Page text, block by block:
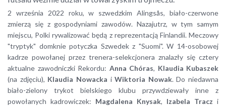
2 września 2022 roku, w szwedzkim Alingsås, biało-czerwone
zmierzą się z gospodyniami zawodów. Nazajutrz, w tym samym
miejscu, Polki rywalizować będą z reprezentacją Finlandii. Meczowy
"tryptyk" domknie potyczka Szwedek z "Suomi". W 14-osobowej
kadrze powołanej przez trenera-selekcjonera znalazły się cztery
aktualne zawodniczki Rekordu: Anna Chóras, Klaudia Kubaszek
(na zdjęciu), Klaudia Nowacka iWiktoria Nowak. Do niedawna
biało-zielony trykot bielskiego klubu przywdziewały inne z
powołanych kadrowiczek: Magdalena Knysak, Izabela Tracz i